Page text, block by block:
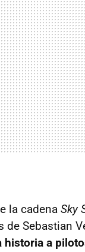
la cadena Sky
Sebastian
historia a